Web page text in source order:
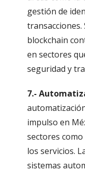
gestión de
transacciones.
blockchain
en sectores
seguridad y
7.-
impulso en
sectores
los servicios.
sistemas